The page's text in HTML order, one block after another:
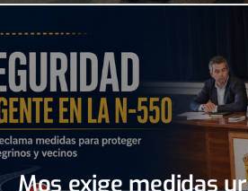
Mos exige medidas